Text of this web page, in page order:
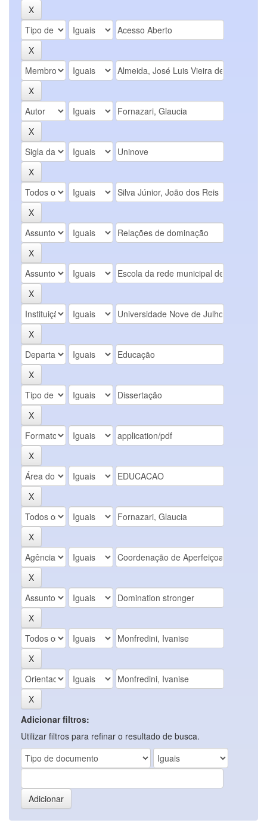
Adicionar filtros:
Utilizar filtros para refinar o resultado de busca.